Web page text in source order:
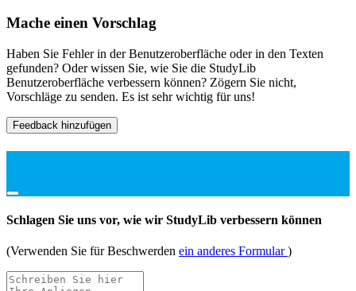
Mache einen Vorschlag
Haben Sie Fehler in der Benutzeroberfläche oder in den Texten
gefunden? Oder wissen Sie, wie Sie die StudyLib
Benutzeroberfläche verbessern können? Zögern Sie nicht,
Vorschläge zu senden. Es ist sehr wichtig für uns!
Feedback hinzufügen
Schlagen Sie uns vor, wie wir StudyLib verbessern können
(Verwenden Sie für Beschwerden ein anderes Formular)